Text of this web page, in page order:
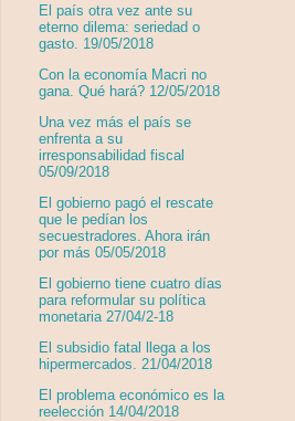
El país otra vez ante su
eterno dilema: seriedad o
gasto. 19/05/2018
Con la economía Macri no
gana. Qué hará? 12/05/2018
Una vez más el país se
enfrenta a su
irresponsabilidad fiscal
05/09/2018
El gobierno pagó el rescate
que le pedían los
secuestradores. Ahora irán
por más 05/05/2018
El gobierno tiene cuatro días
para reformular su política
monetaria 27/04/2-18
El subsidio fatal llega a los
hipermercados. 21/04/2018
El problema económico es la
reelección 14/04/2018